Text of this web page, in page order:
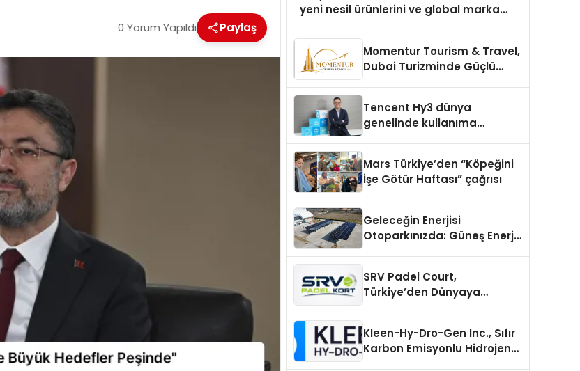
0 Yorum Yapıldı Paylaş
yeni nesil ürünlerini ve global marka
Momentur Tourism & Travel,
Dubai Turizminde Güçlü
Tencent Hy3 dünya
genelinde kullanıma
Mars Türkiye’den “Köpeğini
İşe Götür Haftası” çağrısı
Geleceğin Enerjisi
Otoparkınızda: Güneş Enerjili
SRV Padel Court,
Türkiye’den Dünyaya
Kleen-Hy-Dro-Gen Inc., Sıfır
Karbon Emisyonlu Hidrojen